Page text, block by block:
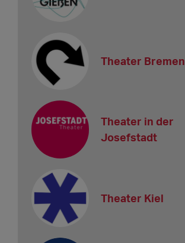
Theater Bremen
Theater in der
Josefstadt
Theater Kiel